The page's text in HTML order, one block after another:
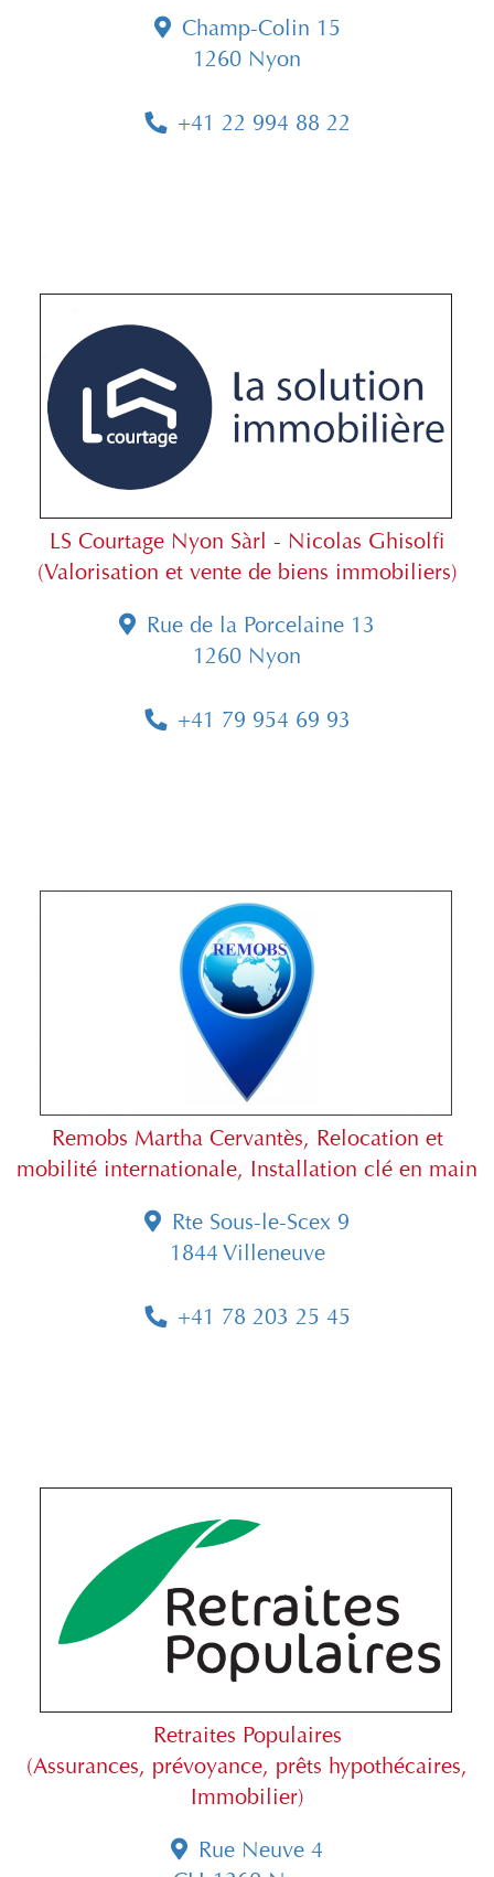
Champ-Colin 15
1260 Nyon
+41 22 994 88 22
LS Courtage Nyon Sàrl - Nicolas Ghisolfi
(Valorisation et vente de biens immobiliers)
Rue de la Porcelaine 13
1260 Nyon
+41 79 954 69 93
Remobs Martha Cervantès, Relocation et
mobilité internationale, Installation clé en main
Rte Sous-le-Scex 9
1844 Villeneuve
+41 78 203 25 45
Retraites Populaires
(Assurances, prévoyance, prêts hypothécaires,
Immobilier)
Rue Neuve 4